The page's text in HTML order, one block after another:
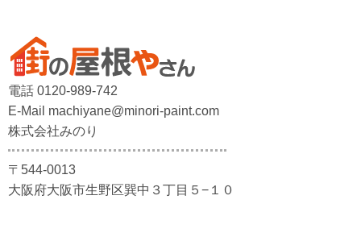
電話 0120-989-742
E-Mail machiyane@minori-paint.com
株式会社みのり
〒544-0013
大阪府大阪市生野区巽中３丁目５−１０